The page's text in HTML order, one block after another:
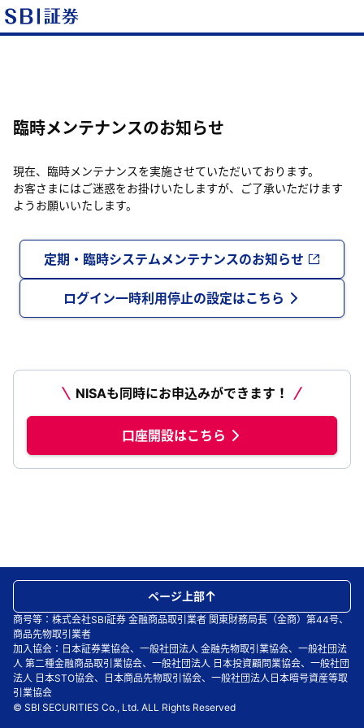
臨時メンテナンスのお知らせ
現在、臨時メンテナンスを実施させていただいております。
お客さまにはご迷惑をお掛けいたしますが、ご了承いただけます
ようお願いいたします。
定期・臨時システムメンテナンスのお知らせ
ログイン一時利用停止の設定はこちら
NISAも同時にお申込みができます！
口座開設はこちら
商号等：株式会社SBI証券 金融商品取引業者 関東財務局長（金商）第44号、
商品先物取引業者
加入協会：日本証券業協会、一般社団法人 金融先物取引業協会、一般社団法
人 第二種金融商品取引業協会、一般社団法人 日本投資顧問業協会、一般社団
法人 日本STO協会、日本商品先物取引協会、一般社団法人日本暗号資産等取
引業協会
© SBI SECURITIES Co., Ltd. ALL Rights Reserved
ページ上部